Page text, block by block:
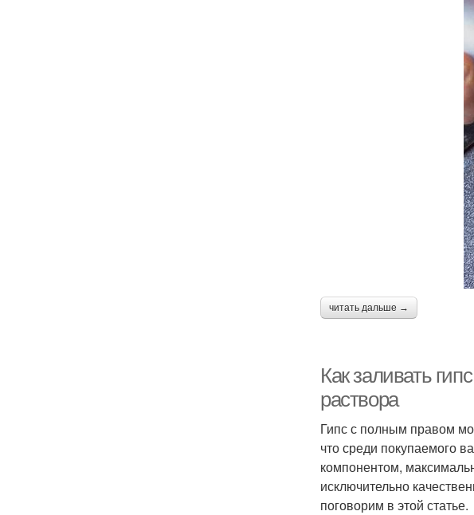
читать дальше →
Как заливать
раствора
Гипс с полным правом
что среди покупаемого
компонентом,
исключительно
поговорим в этой статье.